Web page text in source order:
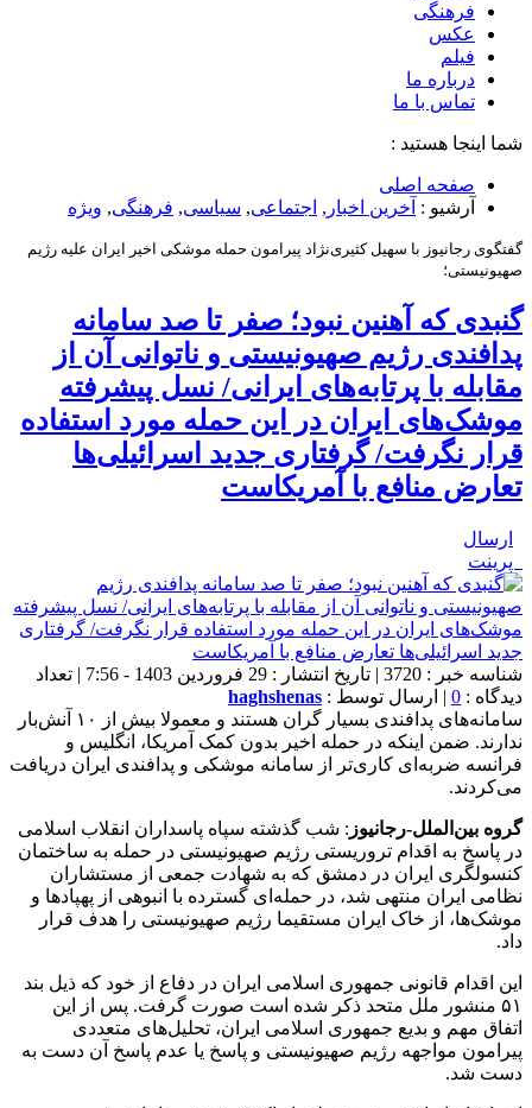
فرهنگی
عکس
فیلم
درباره ما
تماس با ما
شما اینجا هستید :
صفحه اصلی
آرشیو : آخرین اخبار , اجتماعی, سیاسی, فرهنگی, ویژه
گفتگوی رجانیوز با سهیل کثیری‌نژاد پیرامون حمله موشکی اخیر ایران علیه رژیم
صهیونیستی؛
گنبدی که آهنین نبود؛ صفر تا صد سامانه
پدافندی رژیم صهیونیستی و ناتوانی آن از
مقابله با پرتابه‌های ایرانی/ نسل پیشرفته
موشک‌های ایران در این حمله مورد استفاده
قرار نگرفت/ گرفتاری جدید اسرائیلی‌ها
تعارض منافع با آمریکاست
ارسال
پرینت
شناسه خبر : 3720 | تاریخ انتشار : 29 فروردین 1403 - 7:56 | تعداد
دیدگاه : 0 | ارسال توسط : haghshenas
سامانه‌های پدافندی بسیار گران هستند و معمولا بیش از ۱۰ آنش‌بار
ندارند. ضمن اینکه در حمله اخیر بدون کمک آمریکا، انگلیس و
فرانسه ضربه‌ای کاری‌تر از سامانه موشکی و پدافندی ایران دریافت
می‌کردند.
گروه بین‌الملل-رجانیوز : شب گذشته سپاه پاسداران انقلاب اسلامی
در پاسخ به اقدام تروریستی رژیم صهیونیستی در حمله به ساختمان
کنسولگری ایران در دمشق که به شهادت جمعی از مستشاران
نظامی ایران منتهی شد، در حمله‌ای گسترده با انبوهی از پهپادها و
موشک‌ها، از خاک ایران مستقیما رژیم صهیونیستی را هدف قرار
داد.
این اقدام قانونی جمهوری اسلامی ایران در دفاع از خود که ذیل بند
۵۱ منشور ملل متحد ذکر شده است صورت گرفت. پس از این
اتفاق مهم و بدیع جمهوری اسلامی ایران، تحلیل‌های متعددی
پیرامون مواجهه رژیم صهیونیستی و پاسخ یا عدم پاسخ آن دست به
دست شد.